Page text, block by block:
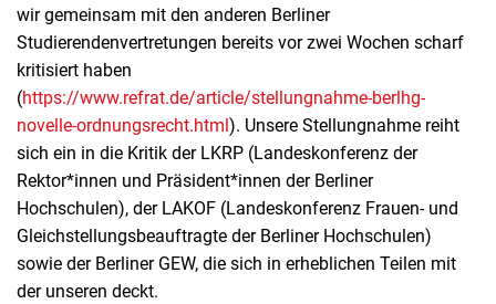
wir gemeinsam mit den anderen Berliner
Studierendenvertretungen bereits vor zwei Wochen scharf
kritisiert haben
(https://www.refrat.de/article/stellungnahme-berlhg-
novelle-ordnungsrecht.html). Unsere Stellungnahme reiht
sich ein in die Kritik der LKRP (Landeskonferenz der
Rektor*innen und Präsident*innen der Berliner
Hochschulen), der LAKOF (Landeskonferenz Frauen- und
Gleichstellungsbeauftragte der Berliner Hochschulen)
sowie der Berliner GEW, die sich in erheblichen Teilen mit
der unseren deckt.